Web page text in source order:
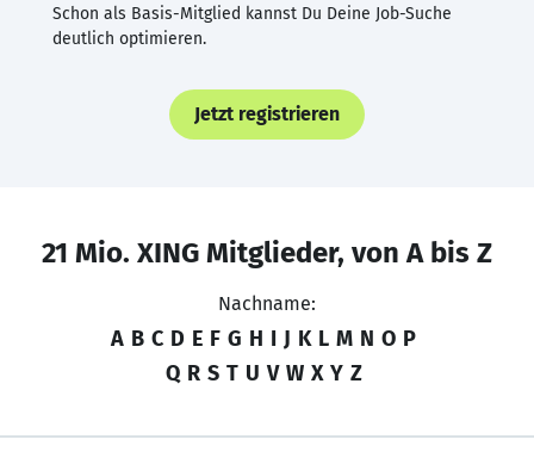
Schon als Basis-Mitglied kannst Du Deine Job-Suche
deutlich optimieren.
Jetzt registrieren
21 Mio. XING Mitglieder, von A bis Z
Nachname:
A B C D E F G H I J K L M N O P
Q R S T U V W X Y Z